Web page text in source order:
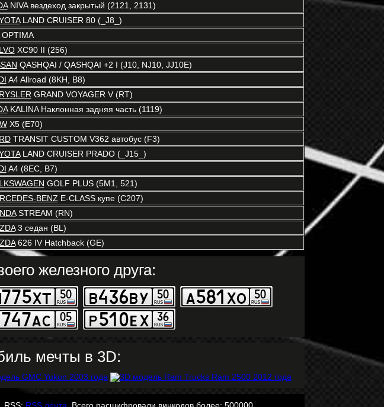
NIVA вездеход закрытый (2121, 2131)
LAND CRUISER 80 (_J8_)
XC90 II (256)
QASHQAI / QASHQAI +2 I (J10, NJ10, JJ10E)
A4 Allroad (8KH, B8)
GRAND VOYAGER V (RT)
KALINA Наклонная задняя часть (1119)
X5 (E70)
TRANSIT CUSTOM V362 автобус (F3)
LAND CRUISER PRADO (_J15_)
A4 (8EC, B7)
GOLF PLUS (5M1, 521)
BENZ E-CLASS купе (C207)
STREAM (RN)
3 седан (BL)
626 IV Hatchback (GE)
железного друга:
мечты в 3D: